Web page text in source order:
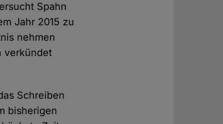
Spahn
Jahr 2015 zu
nehmen
verkündet
Schreiben
bisherigen